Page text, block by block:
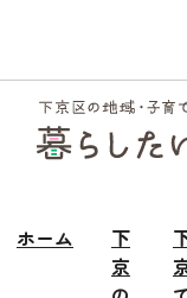
フッ
ター
ホーム
下
京